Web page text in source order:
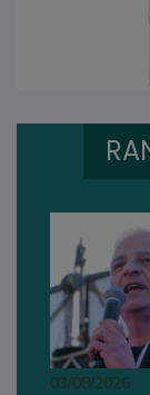
03/08/2026